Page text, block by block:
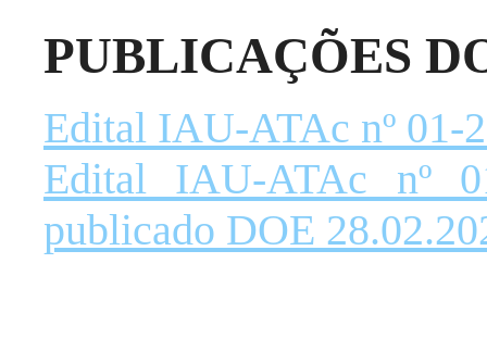
PUBLICAÇÕES
Edital IAU-ATAc nº 01-
Edital IAU-ATAc nº
publicado DOE